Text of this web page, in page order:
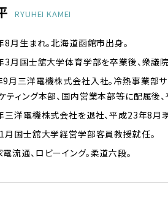
RYUHEI KAMEI
月生まれ。北海道函館市出身。
3月国士舘大学体育学部を卒業後、衆議
月三洋電機株式会社入社。冷熱事業部
ティング本部、国内営業本部等に配属
三洋電機株式会社を退社、平成23年8月
月国士舘大学経営学部客員教授就任。
流通、ロビーイング。柔道六段。